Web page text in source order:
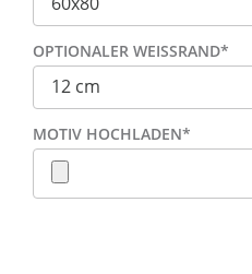
OPTIONALER WEISSRAND *
MOTIV HOCHLADEN*